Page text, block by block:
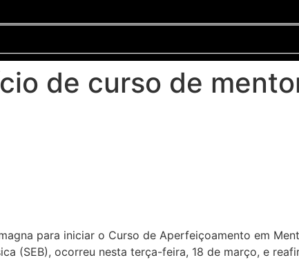
de curso de
agna para iniciar o Curso de Aperfeiçoamento em
(SEB), ocorreu nesta terça-feira, 18 de março, e